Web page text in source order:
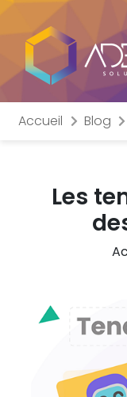
Accueil Blog
Les